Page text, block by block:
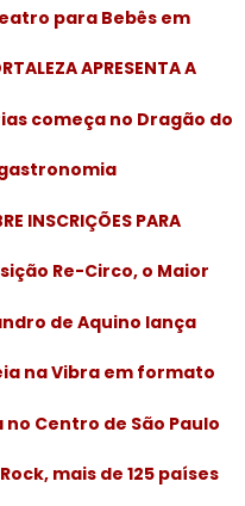
para Bebês em
APRESENTA A
começa no Dragão do
INSCRIÇÕES PARA
Re-Circo, o Maior
de Aquino lança
na Vibra em formato
Centro de São Paulo
mais de 125 países